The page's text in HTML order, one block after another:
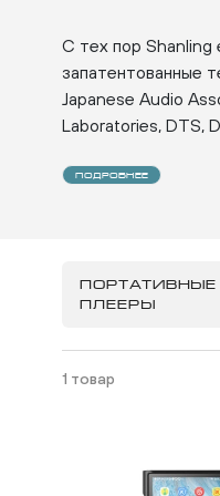
С тех пор Shanling
запатентованные
Japanese Audio
Laboratories, DTS,
Вот уже более 30
компания никогда
приоритетом
продукции.
Каждый новый
рынка Hi-Fi и для
Отличительные
ПОДРОБНЕЕ
ПОРТАТИВНЫЕ
ПЛЕЕРЫ
1 товар